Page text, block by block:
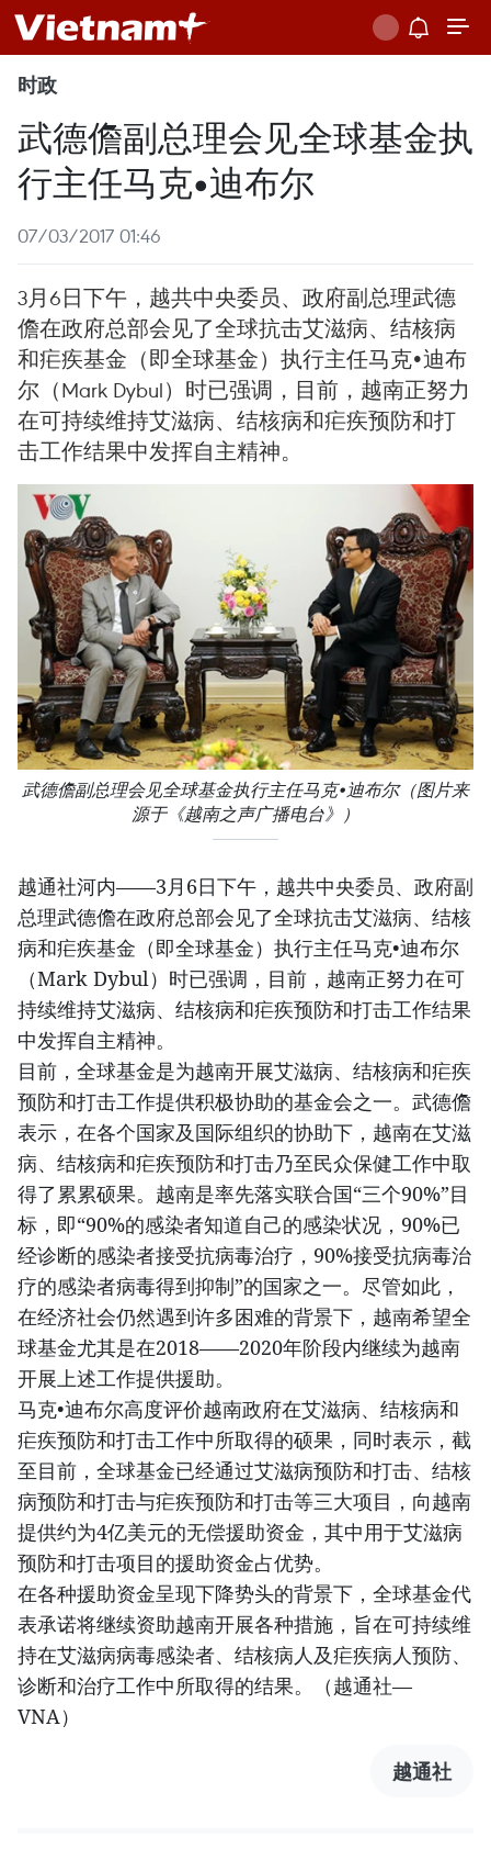
时政
武德儋副总理会见全球基金执
行主任马克•迪布尔
07/03/2017 01:46
3月6日下午，越共中央委员、政府副总理武德
儋在政府总部会见了全球抗击艾滋病、结核病
和疟疾基金（即全球基金）执行主任马克•迪布
尔（Mark Dybul）时已强调，目前，越南正努力
在可持续维持艾滋病、结核病和疟疾预防和打
击工作结果中发挥自主精神。
武德儋副总理会见全球基金执行主任马克•迪布尔（图片来
源于《越南之声广播电台》）
越通社河内——3月6日下午，越共中央委员、政府副
总理武德儋在政府总部会见了全球抗击艾滋病、结核
病和疟疾基金（即全球基金）执行主任马克•迪布尔
（Mark Dybul）时已强调，目前，越南正努力在可
持续维持艾滋病、结核病和疟疾预防和打击工作结果
中发挥自主精神。
目前，全球基金是为越南开展艾滋病、结核病和疟疾
预防和打击工作提供积极协助的基金会之一。武德儋
表示，在各个国家及国际组织的协助下，越南在艾滋
病、结核病和疟疾预防和打击乃至民众保健工作中取
得了累累硕果。越南是率先落实联合国“三个90%”目
标，即“90%的感染者知道自己的感染状况，90%已
经诊断的感染者接受抗病毒治疗，90%接受抗病毒治
疗的感染者病毒得到抑制”的国家之一。尽管如此，
在经济社会仍然遇到许多困难的背景下，越南希望全
球基金尤其是在2018——2020年阶段内继续为越南
开展上述工作提供援助。
马克•迪布尔高度评价越南政府在艾滋病、结核病和
疟疾预防和打击工作中所取得的硕果，同时表示，截
至目前，全球基金已经通过艾滋病预防和打击、结核
病预防和打击与疟疾预防和打击等三大项目，向越南
提供约为4亿美元的无偿援助资金，其中用于艾滋病
预防和打击项目的援助资金占优势。
在各种援助资金呈现下降势头的背景下，全球基金代
表承诺将继续资助越南开展各种措施，旨在可持续维
持在艾滋病病毒感染者、结核病人及疟疾病人预防、
诊断和治疗工作中所取得的结果。（越通社—
VNA）
越通社